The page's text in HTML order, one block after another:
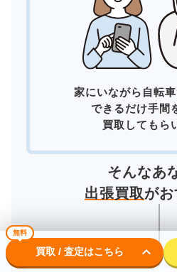
家にいながら自転車
できるだけ手間
買取してもら
そんなあ
出張買取がお
無料
買取 / 査定はこちら keyboard_arrow_down